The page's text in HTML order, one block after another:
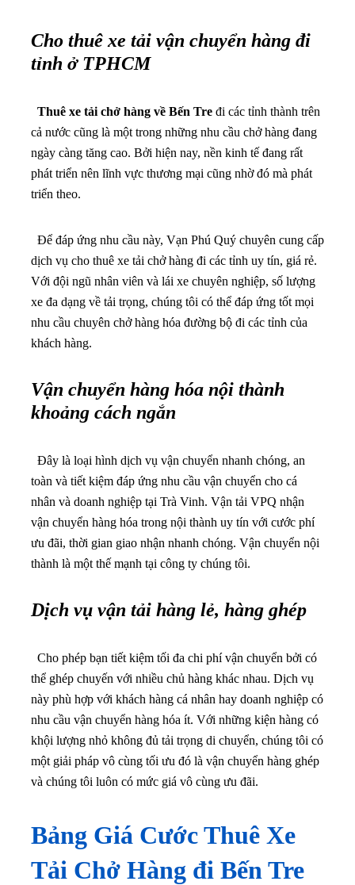
Cho thuê xe tải vận chuyển hàng đi
tỉnh ở TPHCM
Thuê xe tải chở hàng về Bến Tre đi các tỉnh thành trên
cả nước cũng là một trong những nhu cầu chở hàng đang
ngày càng tăng cao. Bởi hiện nay, nền kinh tế đang rất
phát triển nên lĩnh vực thương mại cũng nhờ đó mà phát
triển theo.
Để đáp ứng nhu cầu này, Vạn Phú Quý chuyên cung cấp
dịch vụ cho thuê xe tải chở hàng đi các tỉnh uy tín, giá rẻ.
Với đội ngũ nhân viên và lái xe chuyên nghiệp, số lượng
xe đa dạng về tải trọng, chúng tôi có thể đáp ứng tốt mọi
nhu cầu chuyên chở hàng hóa đường bộ đi các tỉnh của
khách hàng.
Vận chuyển hàng hóa nội thành
khoảng cách ngắn
Đây là loại hình dịch vụ vận chuyển nhanh chóng, an
toàn và tiết kiệm đáp ứng nhu cầu vận chuyển cho cá
nhân và doanh nghiệp tại Trà Vinh. Vận tải VPQ nhận
vận chuyển hàng hóa trong nội thành uy tín với cước phí
ưu đãi, thời gian giao nhận nhanh chóng. Vận chuyển nội
thành là một thế mạnh tại công ty chúng tôi.
Dịch vụ vận tải hàng lẻ, hàng ghép
Cho phép bạn tiết kiệm tối đa chi phí vận chuyển bởi có
thể ghép chuyến với nhiều chủ hàng khác nhau. Dịch vụ
này phù hợp với khách hàng cá nhân hay doanh nghiệp có
nhu cầu vận chuyển hàng hóa ít. Với những kiện hàng có
khội lượng nhỏ không đủ tải trọng di chuyển, chúng tôi có
một giải pháp vô cùng tối ưu đó là vận chuyển hàng ghép
và chúng tôi luôn có mức giá vô cùng ưu đãi.
Bảng Giá Cước Thuê Xe
Tải Chở Hàng đi Bến Tre